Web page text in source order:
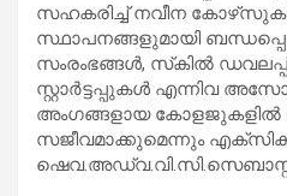
സഹകരിച്ച് നവീന
സ്ഥാപനങ്ങളുമായി
സംരംഭങ്ങള്‍, സ്‌കില്‍
സ്റ്റാര്‍ട്ടപ്പുകള്‍ എന്നിവ
അംഗങ്ങളായ
സജീവമാക്കുമെന്നും